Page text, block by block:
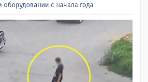
оборудовании с начала года